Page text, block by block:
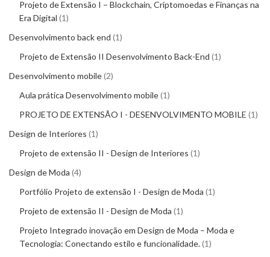
Projeto de Extensão I – Blockchain, Criptomoedas e Finanças na
Era Digital 1
Desenvolvimento back end 1
Projeto de Extensão II Desenvolvimento Back-End 1
Desenvolvimento mobile 2
Aula prática Desenvolvimento mobile 1
PROJETO DE EXTENSÃO I - DESENVOLVIMENTO MOBILE 1
Design de Interiores 1
Projeto de extensão II - Design de Interiores 1
Design de Moda 4
Portfólio Projeto de extensão I - Design de Moda 1
Projeto de extensão II - Design de Moda 1
Projeto Integrado inovação em Design de Moda – Moda e
Tecnologia: Conectando estilo e funcionalidade. 1